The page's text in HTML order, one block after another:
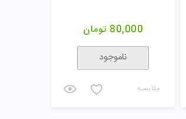
80,000 تومان
ناموجود
مقایسـه